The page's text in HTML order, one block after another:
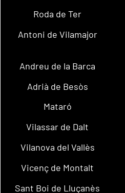
Roda de Ter
Antoni de Vilamajor
Andreu de la Barca
Adrià de Besòs
Mataró
Vilassar de Dalt
Vilanova del Vallès
Vicenç de Montalt
Sant Boi de Lluçanès